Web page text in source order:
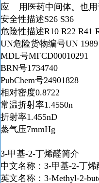
应 用 医药中间体。也
安全性描述S26 S36
危险性描述R10 R22 R41
UN危险货物编号UN
MDL号MFCD00010291
BRN号1734740
PubChem号24901828
相对密度0.8722
常温折射率1.4550n
折射率1.455nD
蒸气压7mmHg
3-甲基-2-丁烯醛简介
中文名称：3-甲基-2-丁烯
英文名称：3-Methyl-2-